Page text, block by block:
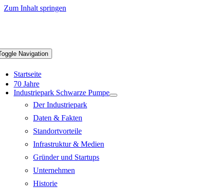
Zum Inhalt springen
Navigation
Startseite
70 Jahre
Industriepark Schwarze Pumpe
Der Industriepark
Daten & Fakten
Standortvorteile
Infrastruktur & Medien
Gründer und Startups
Unternehmen
Historie